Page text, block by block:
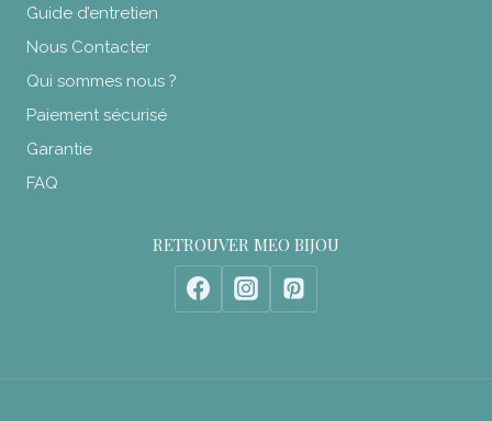
Guide d’entretien
Nous Contacter
Qui sommes nous ?
Paiement sécurisé
Garantie
FAQ
RETROUVER MEO BIJOU